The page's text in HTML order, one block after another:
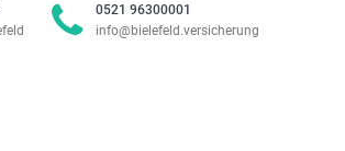
0521 96300001
info@bielefeld.versicherung